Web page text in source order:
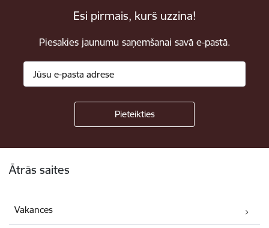
Esi pirmais, kurš uzzina!
Piesakies jaunumu saņemšanai savā e-pastā.
Ātrās saites
Vakances